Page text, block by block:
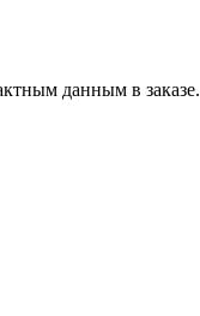
данным в заказе.